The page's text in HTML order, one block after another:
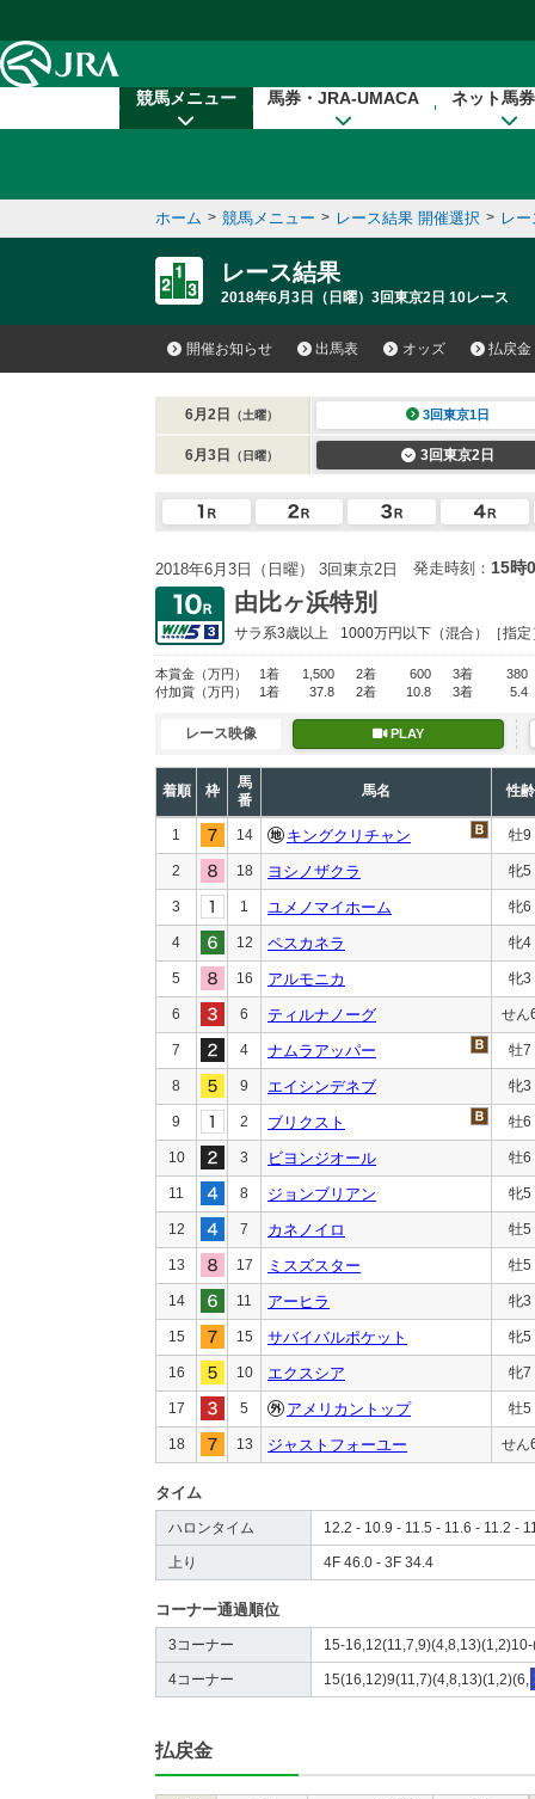
競馬メニュー 馬券・JRA-UMACA ネット馬
ホーム > 競馬メニュー > レース結果 開催選択 > レ
レース結果
2018年6月3日（日曜）3回東京2日 10レース
開催お知らせ 出馬表 オッズ 払戻金
6月2日 （土曜） 3回東京1日
6月3日 （日曜） 3回東京2日
2018年6月3日（日曜） 3回東京2日 発走時刻： 15時
由比ヶ浜特別
サラ系3歳以上 1000万円以下 （混合）［指定
本賞金 （万円） 1着 1,500 2着 600 3着
380
付加賞 （万円） 1着 37.8 2着 10.8 3着 5.4
レース映像 PLAY
着順 枠
馬
番
馬名 性齢
1 14 キングクリチャン 牡9
2 18 ヨシノザクラ 牝5
3 1 ユメノマイホーム 牝6
4 12 ペスカネラ 牝4
5 16 アルモニカ 牝3
6 6 ティルナノーグ せん
7 4 ナムラアッパー 牡7
8 9 エイシンデネブ 牝3
9 2 ブリクスト 牡6
10 3 ビヨンジオール 牡6
11 8 ジョンブリアン 牝5
12 7 カネノイロ 牡5
13 17 ミスズスター 牡5
14 11 アーヒラ 牝3
15 15 サバイバルポケット 牝5
16 10 エクスシア 牝7
17 5 アメリカントップ 牡5
18 13 ジャストフォーユー せん
タイム
ハロンタイム 12.2 - 10.9 - 11.5 - 11.6 - 11.2 -
上り 4F 46.0 - 3F 34.4
コーナー通過順位
3コーナー 15-
4コーナー 15(16,12)9(11,7)(4,8,13)(1,2)(6,
払戻金